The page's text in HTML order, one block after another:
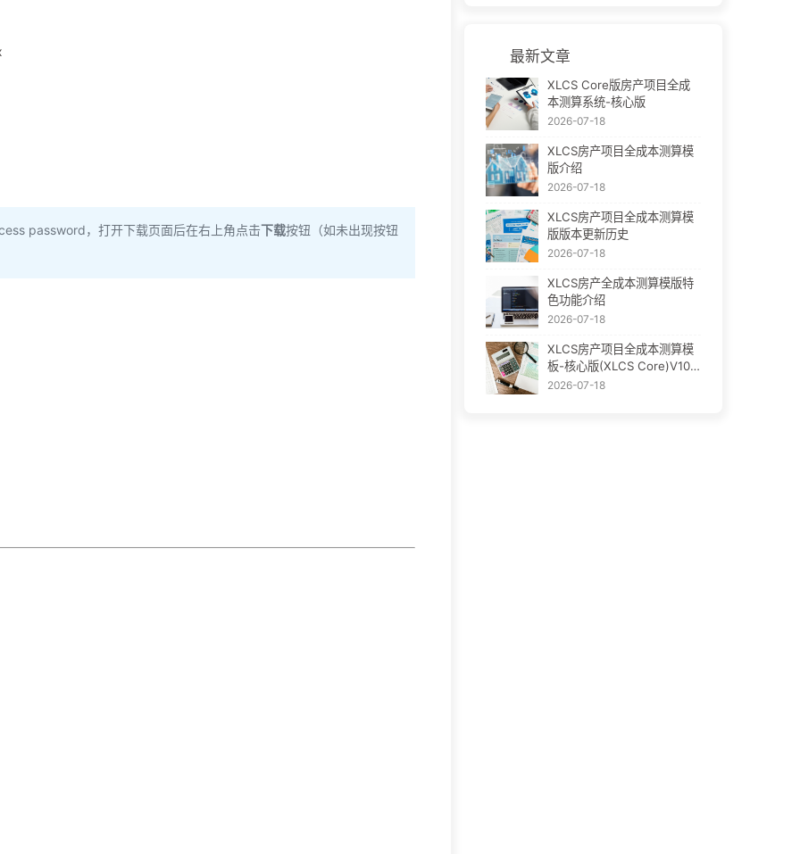
password，打开下载页面后在右上角点击下载按钮（如未出现按钮
最新文章
XLCS Core版房产项目全成
本测算系统-核心版
2026-07-18
XLCS房产项目全成本测算模
版介绍
2026-07-18
XLCS房产项目全成本测算模
版版本更新历史
2026-07-18
XLCS房产全成本测算模版特
色功能介绍
2026-07-18
XLCS房产项目全成本测算模
板-核心版(XLCS Core)V10
下载
2026-07-18